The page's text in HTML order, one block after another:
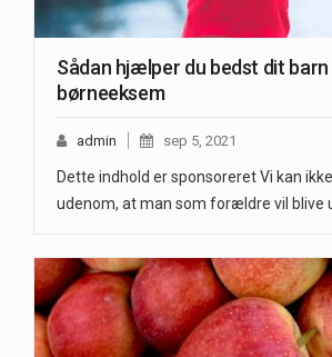
Sådan hjælper du bedst dit barn
børneeksem
admin sep 5, 2021
Dette indhold er sponsoreret Vi kan
udenom, at man som forældre vil blive